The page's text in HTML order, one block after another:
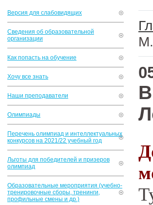
Версия для слабовидящих
Сведения об образовательной
организации
Как попасть на обучение
Хочу все знать
Наши преподаватели
Олимпиады
Перечень олимпиад и интеллектуальных
конкурсов на 2021/22 учебный год
Льготы для победителей и призеров
олимпиад
Образовательные мероприятия (учебно-
тренировочные сборы, тренинги,
профильные смены и др.)